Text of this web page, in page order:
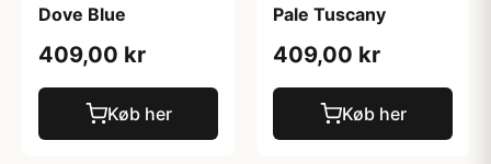
Dove Blue
409,00 kr
Køb her
Pale Tuscany
409,00 kr
Køb her